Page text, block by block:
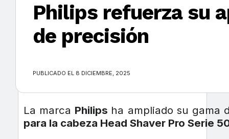
Philips refuerza su
de precisión
PUBLICADO EL 8 DICIEMBRE, 2025
La marca Philips ha ampliado su gama
para la cabeza Head Shaver Pro Serie